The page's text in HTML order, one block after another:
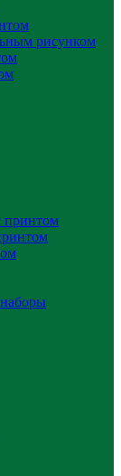
рисунком
принтом